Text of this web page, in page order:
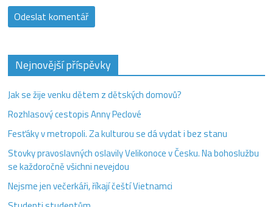
Nejnovější příspěvky
Jak se žije venku dětem z dětských domovů?
Rozhlasový cestopis Anny Peclové
Fesťáky v metropoli. Za kulturou se dá vydat i bez stanu
Stovky pravoslavných oslavily Velikonoce v Česku. Na bohoslužbu
se každoročně všichni nevejdou
Nejsme jen večerkáři, říkají čeští Vietnamci